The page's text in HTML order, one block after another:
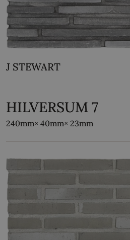
J STEWART
HILVERSUM 7
240mm× 40mm× 23mm